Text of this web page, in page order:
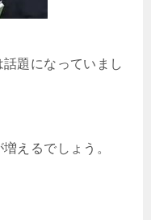
題になっていまし
えるでしょう。